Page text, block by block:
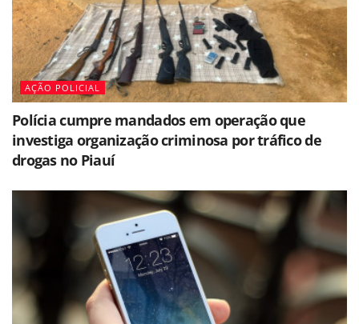
AÇÃO POLICIAL
Polícia cumpre mandados em operação que
investiga organização criminosa por tráfico de
drogas no Piauí